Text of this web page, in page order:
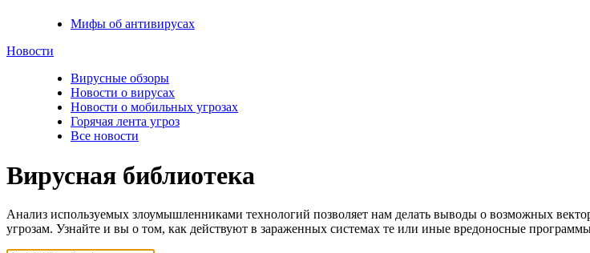
Мифы об антивирусах
Новости
Вирусные обзоры
Новости о вирусах
Новости о мобильных угрозах
Горячая лента угроз
Все новости
Вирусная библиотека
Анализ используемых злоумышленниками технологий позволяет нам делать выводы о возможных
угрозам. Узнайте и вы о том, как действуют в зараженных системах те или иные вредоносные